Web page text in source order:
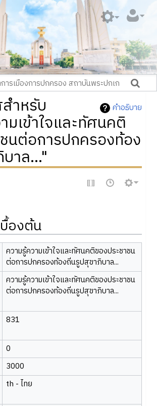
คำอธิบาย
ำหรับ
มเข้าใจและทัศนคติ
นต่อการปกครองท้อง
าล..."
องต้น
ความรู้ความเข้าใจและทัศนคติของประชาชน
ต่อการปกครองท้องถิ่นรูปสุขาภิบาล...
ความรู้ความเข้าใจและทัศนคติของประชาชน
ต่อการปกครองท้องถิ่นรูปสุขาภิบาล...
831
0
3000
th - ไทย